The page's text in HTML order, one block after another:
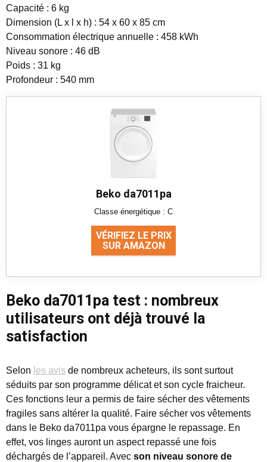
Capacité : 6 kg
Dimension (L x l x h) : 54 x 60 x 85 cm
Consommation électrique annuelle : 458 kWh
Niveau sonore : 46 dB
Poids : 31 kg
Profondeur : 540 mm
Beko da7011pa
Classe énergétique : C
VÉRIFIEZ LE PRIX
SUR AMAZON
Beko da7011pa test : nombreux
utilisateurs ont déjà trouvé la
satisfaction
Selon les avis de nombreux acheteurs, ils sont surtout
séduits par son programme délicat et son cycle fraicheur.
Ces fonctions leur a permis de faire sécher des vêtements
fragiles sans altérer la qualité. Faire sécher vos vêtements
dans le Beko da7011pa vous épargne le repassage. En
effet, vos linges auront un aspect repassé une fois
déchargés de l’appareil. Avec son niveau sonore de